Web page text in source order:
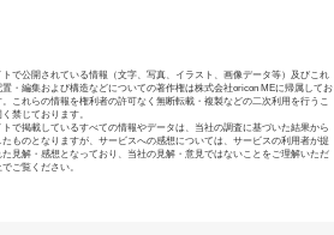
トで公開されている情報（文字、写真、イラスト、画像データ等）及びこれ
置・編集および構造などについての著作権は株式会社oricon MEに帰属してお
。これらの情報を権利者の許可なく無断転載・複製などの二次利用を行うこ
く禁じております。
トで掲載しているすべての情報やデータは、当社の調査に基づいた結果から
たものとなりますが、サービスへの感想については、サービスの利用者が提
た見解・感想となっており、当社の見解・意見ではないことをご理解いただ
ご覧ください。